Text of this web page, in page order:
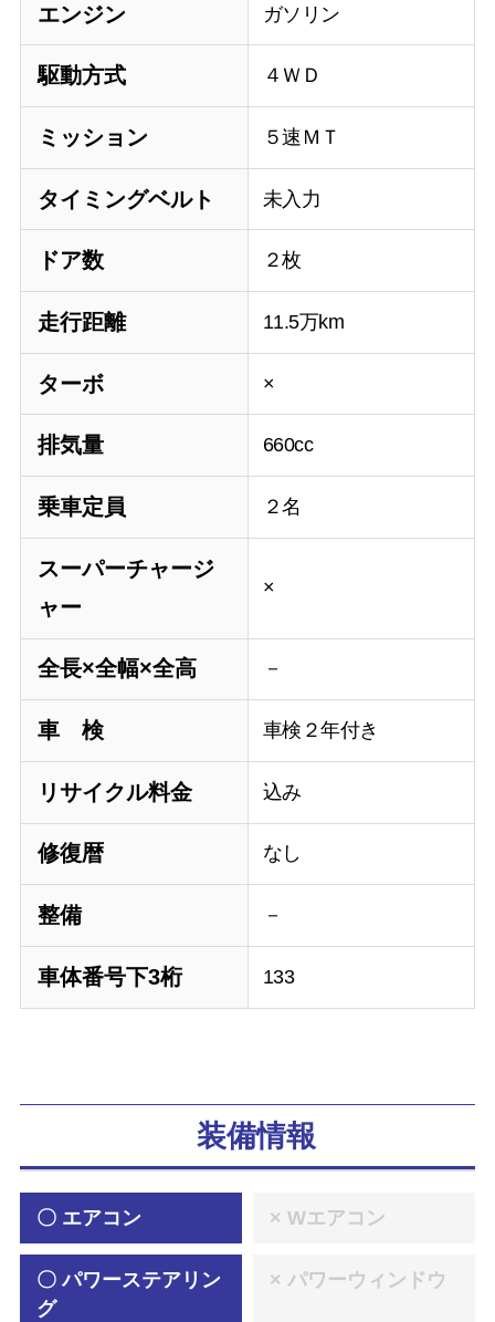
エンジン ガソリン
駆動方式 ４ＷＤ
ミッション ５速ＭＴ
タイミングベルト 未入力
ドア数 ２枚
走行距離 11.5万km
ターボ ×
排気量 660cc
乗車定員 ２名
スーパーチャージ
ャー
×
全長×全幅×全高 －
車 検 車検２年付き
リサイクル料金 込み
修復暦 なし
整備 －
車体番号下3桁 133
装備情報
〇 エアコン × Wエアコン
〇 パワーステアリン
グ
× パワーウィンドウ